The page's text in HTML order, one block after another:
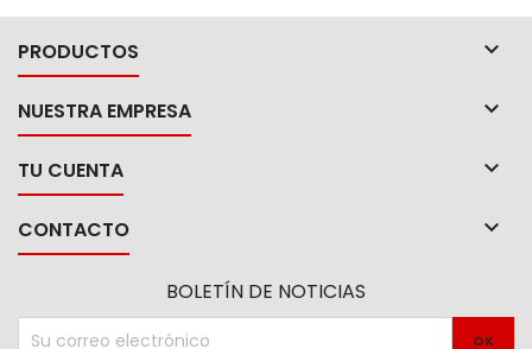
PRODUCTOS 
NUESTRA EMPRESA 
TU CUENTA 
CONTACTO 
BOLETÍN DE NOTICIAS